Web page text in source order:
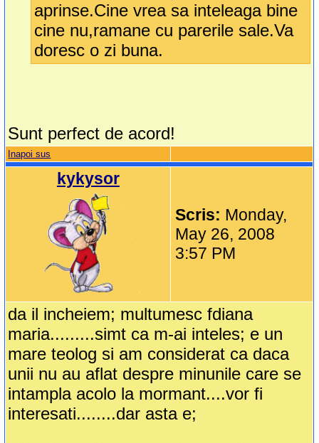
aprinse.Cine vrea sa inteleaga bine
cine nu,ramane cu parerile sale.Va
doresc o zi buna.
Sunt perfect de acord!
Inapoi sus
kykysor
Scris: Monday,
May 26, 2008
3:57 PM
da il incheiem; multumesc fdiana
maria.........simt ca m-ai inteles; e un
mare teolog si am considerat ca daca
unii nu au aflat despre minunile care se
intampla acolo la mormant....vor fi
interesati........dar asta e;